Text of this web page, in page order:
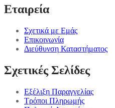
Εταιρεία
Σχετικά με Εμάς
Επικοινωνία
Διεύθυνση Καταστήματος
Σχετικές Σελίδες
Εξέλιξη Παραγγελίας
Τρόποι Πληρωμής